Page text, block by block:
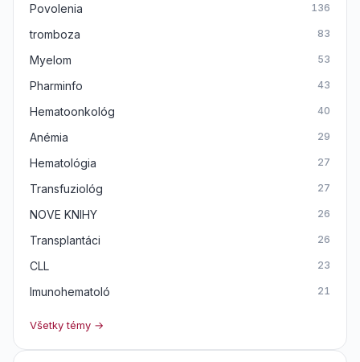
Povolenia 136
tromboza 83
Myelom 53
Pharminfo 43
Hematoonkológ 40
Anémia 29
Hematológia 27
Transfuziológ 27
NOVE KNIHY 26
Transplantáci 26
CLL 23
Imunohematoló 21
Všetky témy →